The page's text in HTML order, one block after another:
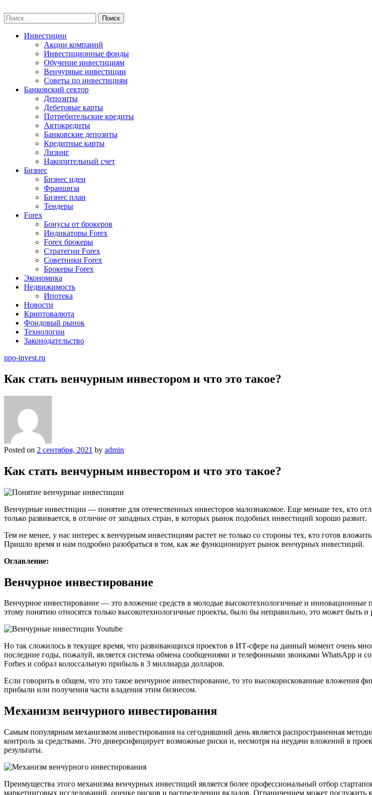
to
content
Найти:
Инвестиции
Акции компаний
Инвестиционные фонды
Обучение инвестициям
Венчурные инвестиции
Советы по инвестициям
Банковский сектор
Депозиты
Дебетовые карты
Потребительские кредиты
Автокредиты
Банковские депозиты
Кредитные карты
Лизинг
Накопительный счет
Бизнес
Бизнес идеи
Франшиза
Бизнес план
Тендеры
Forex
Бонусы от брокеров
Индикаторы Forex
Forex брокеры
Стратегии Forex
Советники Forex
Брокеры Forex
Экономика
Недвижимость
Ипотека
Новости
Криптовалюта
Фондовый рынок
Технологии
Законодательство
npo-invest.ru
Как стать венчурным инвестором и что это такое?
Posted on 2 сентября, 2021 by admin
Как стать венчурным инвестором и что это такое?
Венчурные инвестиции — понятие для отечественных инвесторов малознакомое. Еще меньше тех, кто
только развивается, в отличие от западных стран, в которых рынок подобных инвестиций хорошо развит.
Тем не менее, у нас интерес к венчурным инвестициям растет не только со стороны тех, кто готов
Пришло время и нам подробно разобраться в том, как же функционирует рынок венчурных инвестиций.
Оглавление:
Венчурное инвестирование
Венчурное инвестирование — это вложение средств в молодые высокотехнологичные и инновационные
этому понятию относятся только высокотехнологичные проекты, было бы неправильно, это может быть
Но так сложилось в текущее время, что развивающихся проектов в ИТ-сфере на данный момент очень
последние годы, пожалуй, является система обмена сообщениями и телефонными звонками WhatsApp и
Forbes и собрал колоссальную прибыль в 3 миллиарда долларов.
Если говорить в общем, что это такое венчурное инвестирование, то это высокорискованные вложения
прибыли или получения части владения этим бизнесом.
Механизм венчурного инвестирования
Самым популярным механизмом инвестирования на сегодняшний день является распространенная
контроль за средствами. Это диверсифицирует возможные риски и, несмотря на неудачи вложений в
результаты.
Преимущества этого механизма венчурных инвестиций является более профессиональный отбор
маркетинговых исследований, оценке рисков и распределении вкладов. Ограничением может